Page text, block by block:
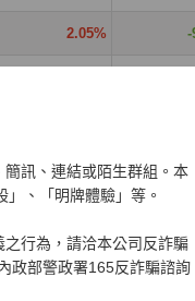
訊、連結或陌生群組。本
、「明牌體驗」等。
行為，請洽本公司反詐騙
政部警政署165反詐騙諮詢